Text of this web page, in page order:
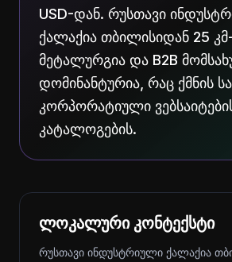
USD-დან. რუსთავი
ქალაქია თბილისიდან 25
მეტალურგია და B2B
დომინანტურია, რაც ქმნის
კორპორატიული
კატალოგების.
ლოკალური კონტექსტი
რუსთავი ინდუსტრიული ქალაქია